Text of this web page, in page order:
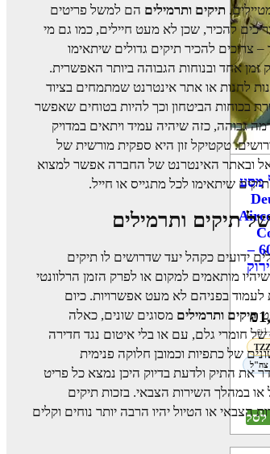
מסע
60+10 –
₪
₪
צה"ל
לסל
תיקים ותרמילים הם למשל פריטים
להכיר, שכן לא מעט חיילים, כמו גם מי
– צריכים להכיר תיקים גדולים שיתאימו
זמן אחד ובנוחות הגבוהה ביותר האפשרית.
לחנות או אתר אינטרנט שמתמחים בציוד
בכוחות הביטחון וכך להיות בטוחים שאפשר
גבוהה, כזה שיהיה עמיד ויתאים במדויק
טקטיקל זון היא ספקית מורשית של
ובאתר האינטרנט של החברה אפשר למצוא
שיתאימו לכל מתגייס או חייל.
תיקים ותרמילים
ידועים כקהל יעד שדרושים לו תיקים
מותאמים למקום או לפרק הזמן הרלוונטי
לעמוד בפניהם לא מעט אפשרויות. כיום
תיקים ותרמילים מסוגים שונים, כאלה
של חומרי גלם, עם או בלי איטום נגד חדירה
של כתפיות וכמובן חלוקה פנימית
את התיק ולדעת בדיוק היכן נמצא כל פריט
במהלך השירות הצבאי. בזכות תיקים
או הטיול יהיו הרבה יותר נוחים וקלים